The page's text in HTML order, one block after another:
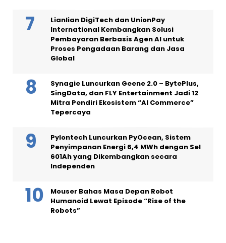
Lianlian DigiTech dan UnionPay
International Kembangkan Solusi
Pembayaran Berbasis Agen AI untuk
Proses Pengadaan Barang dan Jasa
Global
Synagie Luncurkan Geene 2.0 – BytePlus,
SingData, dan FLY Entertainment Jadi 12
Mitra Pendiri Ekosistem “AI Commerce”
Tepercaya
Pylontech Luncurkan PyOcean, Sistem
Penyimpanan Energi 6,4 MWh dengan Sel
601Ah yang Dikembangkan secara
Independen
Mouser Bahas Masa Depan Robot
Humanoid Lewat Episode “Rise of the
Robots”